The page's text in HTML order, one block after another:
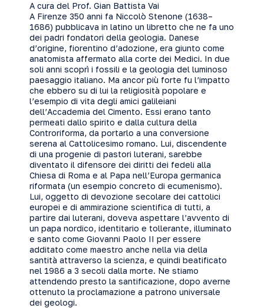
A cura del Prof. Gian Battista Vai
A Firenze 350 anni fa Niccolò Stenone (1638–
1686) pubblicava in latino un libretto che ne fa uno
dei padri fondatori della geologia. Danese
d’origine, fiorentino d’adozione, era giunto come
anatomista affermato alla corte dei Medici. In due
soli anni scoprì i fossili e la geologia del luminoso
paesaggio italiano. Ma ancor più forte fu l’impatto
che ebbero su di lui la religiosità popolare e
l’esempio di vita degli amici galileiani
dell’Accademia del Cimento. Essi erano tanto
permeati dallo spirito e dalla cultura della
Controriforma, da portarlo a una conversione
serena al Cattolicesimo romano. Lui, discendente
di una progenie di pastori luterani, sarebbe
diventato il difensore dei diritti dei fedeli alla
Chiesa di Roma e al Papa nell’Europa germanica
riformata (un esempio concreto di ecumenismo).
Lui, oggetto di devozione secolare dei cattolici
europei e di ammirazione scientifica di tutti, a
partire dai luterani, doveva aspettare l’avvento di
un papa nordico, identitario e tollerante, illuminato
e santo come Giovanni Paolo II per essere
additato come maestro anche nella via della
santità attraverso la scienza, e quindi beatificato
nel 1986 a 3 secoli dalla morte. Ne stiamo
attendendo presto la santificazione, dopo averne
ottenuto la proclamazione a patrono universale
dei geologi.